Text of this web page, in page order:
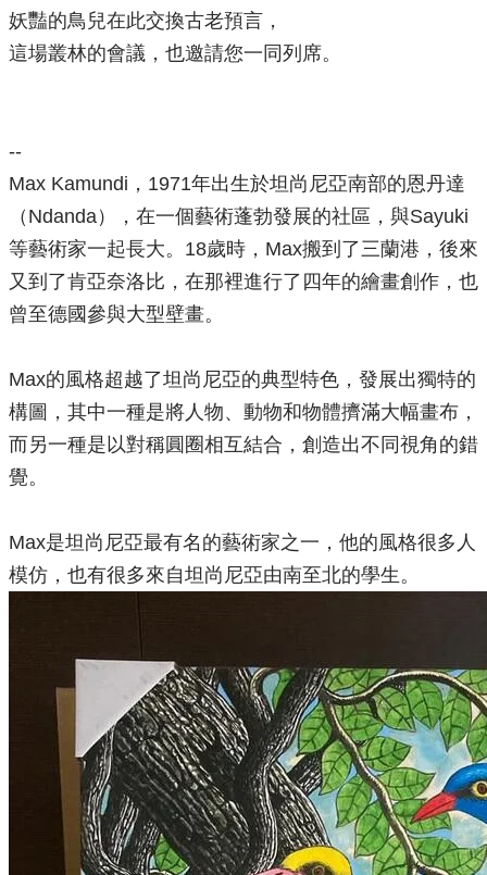
妖豔的鳥兒在此交換古老預言，
這場叢林的會議，也邀請您一同列席。
--
Max Kamundi，1971年出生於坦尚尼亞南部的恩丹達
（Ndanda），在一個藝術蓬勃發展的社區，與Sayuki
等藝術家一起長大。18歲時，Max搬到了三蘭港，後來
又到了肯亞奈洛比，在那裡進行了四年的繪畫創作，也
曾至德國參與大型壁畫。
Max的風格超越了坦尚尼亞的典型特色，發展出獨特的
構圖，其中一種是將人物、動物和物體擠滿大幅畫布，
而另一種是以對稱圓圈相互結合，創造出不同視角的錯
覺。
Max是坦尚尼亞最有名的藝術家之一，他的風格很多人
模仿，也有很多來自坦尚尼亞由南至北的學生。